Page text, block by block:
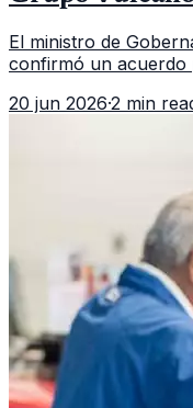
El ministro de
confirmó un acuerdo
fallido con la
20 jun 2026·2 min